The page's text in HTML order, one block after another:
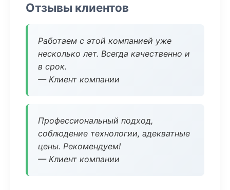
Отзывы клиентов
Работаем с этой компанией уже
несколько лет. Всегда качественно и
в срок.
— Клиент компании
Профессиональный подход,
соблюдение технологии, адекватные
цены. Рекомендуем!
— Клиент компании